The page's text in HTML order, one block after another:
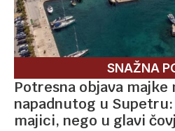
SNAŽNA
Potresna objava majke
napadnutog u Supetru:
majici, nego u glavi